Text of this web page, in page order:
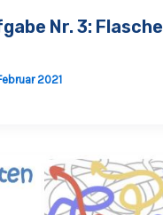
Nr. 3: Flasche
2021